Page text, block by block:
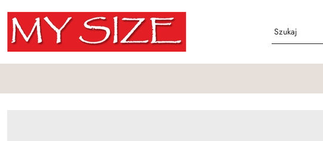
Przejdź do treści głównej
Przejdź do wyszukiwarki
Przejdź do moje konto
Przejdź do menu głównego
Przejdź do opisu produktu
Przejdź do stopki